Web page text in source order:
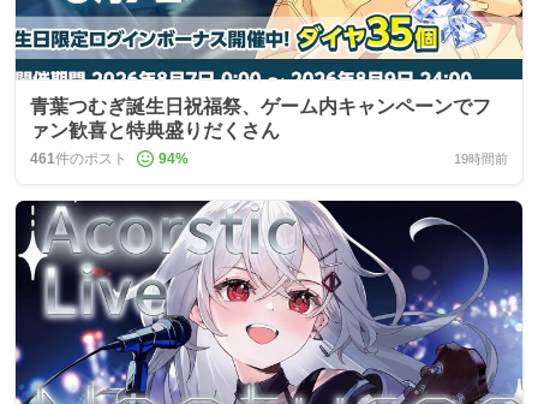
青葉つむぎ誕生日祝福祭、ゲーム内キャンペーンでフ
ァン歓喜と特典盛りだくさん
461件のポスト 94% 19時間前